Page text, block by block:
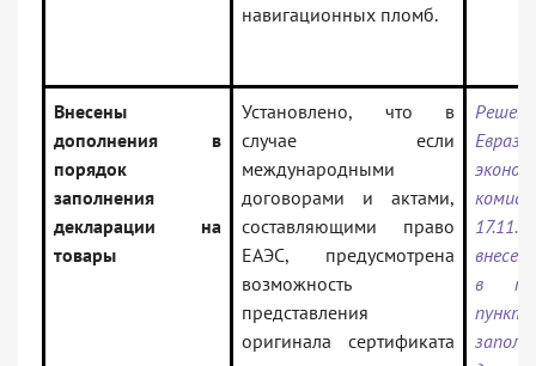
навигационных пломб.
Внесены
дополнения в
порядок
заполнения
декларации на
товары
Установлено, что в
случае если
международными
договорами и актами,
составляющими право
ЕАЭС, предусмотрена
возможность
представления
оригинала сертификата
в